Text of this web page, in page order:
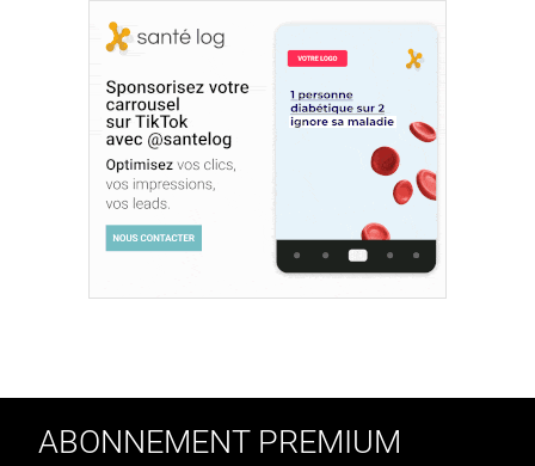
ABONNEMENT PREMIUM